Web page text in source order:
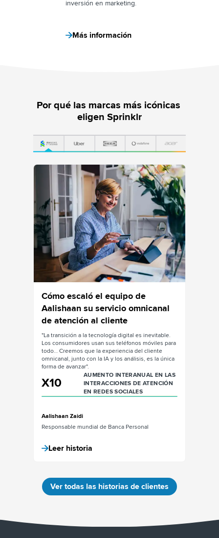
inversión en marketing.
Más información
Por qué las marcas más icónicas
eligen Sprinklr
Cómo escaló el equipo de
Aalishaan su servicio omnicanal
de atención al cliente
"La transición a la tecnología digital es inevitable.
Los consumidores usan sus teléfonos móviles para
todo… Creemos que la experiencia del cliente
omnicanal, junto con la IA y los análisis, es la única
forma de avanzar".
X10
AUMENTO INTERANUAL EN LAS
INTERACCIONES DE ATENCIÓN
EN REDES SOCIALES
Aalishaan Zaidi
Responsable mundial de Banca Personal
Leer historia
Ver todas las historias de clientes